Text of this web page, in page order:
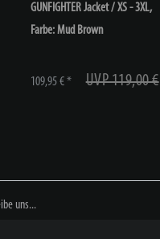
GUNFIGHTER Jacket / XS - 3XL,
Farbe: Mud Brown
UVP 119,00 €
109,95 € *
uns...